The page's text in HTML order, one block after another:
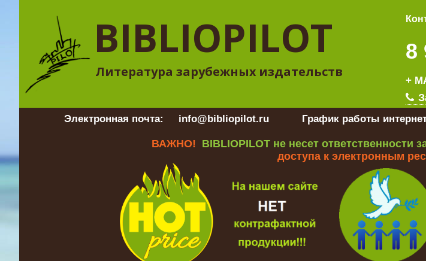
BIBLIOPILOT
Литература зарубежных издательств
8
+
Электронная почта: info@bibliopilot.ru График работы
ВАЖНО! BIBLIOPILOT не несет ответственности
доступа к электронным